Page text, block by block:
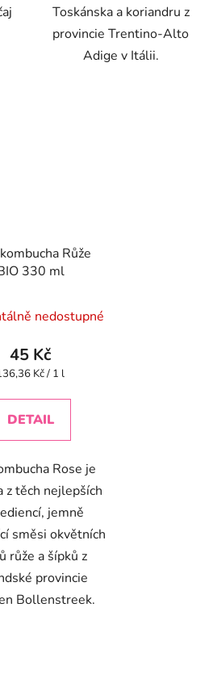
Toskánska a koriandru z
provincie Trentino-Alto
Adige v Itálii.
Růže
BIO 330 ml
nedostupné
45 Kč
Kč / 1 l
DETAIL
Rose je
z těch nejlepších
jemně
směsi okvětních
růže a šípků z
provincie
Bollenstreek.